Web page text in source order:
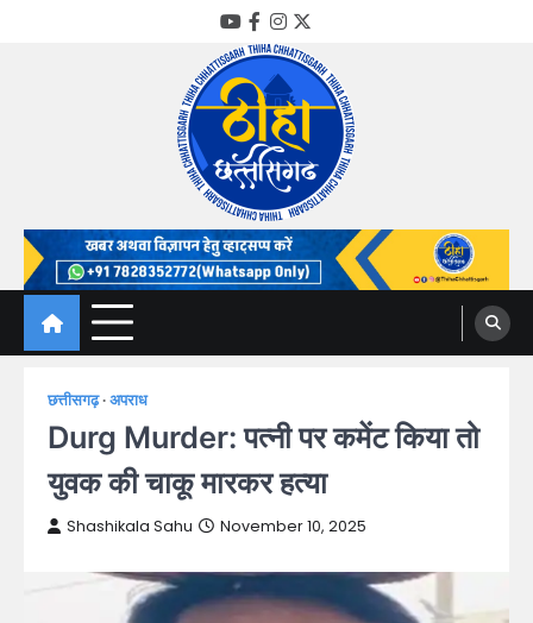
YouTube
Facebook
Instagram
Twitter
Thiha Chhattisgarh
गोठ जन-जन के
छत्तीसगढ़ अपराध
Durg Murder: पत्नी पर कमेंट किया तो
युवक की चाकू मारकर हत्या
Shashikala Sahu November 10, 2025